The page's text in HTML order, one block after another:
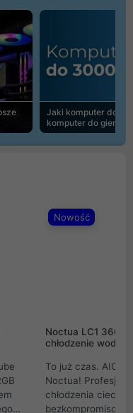
Jaki komputer do
komputer do gier |
Nowość
Noctua LC1
chłodzenie wodne
To już czas. AIO
Noctua!
chłodzenia cieczą